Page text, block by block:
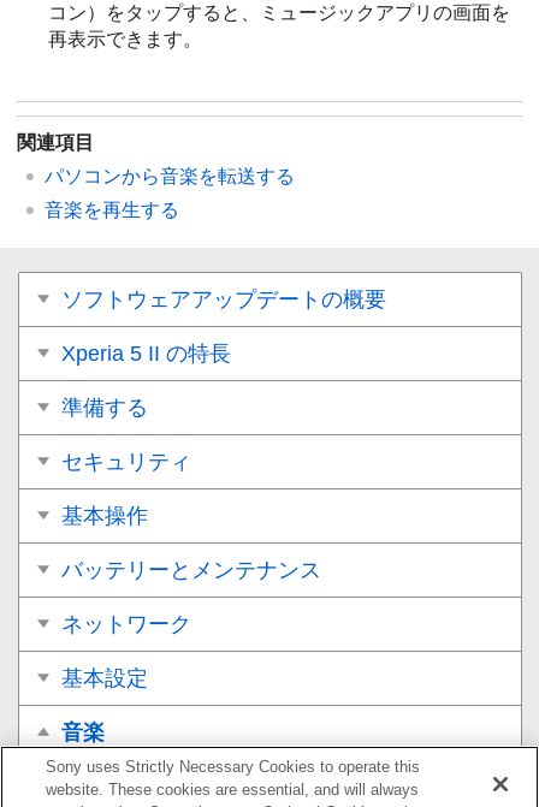
コン）
をタップすると、ミュージックアプリの画面を
再表示できます。
関連項目
パソコンから音楽を転送する
音楽を再生する
ソフトウェアアップデートの概要
Xperia 5 II の特長
準備する
セキュリティ
基本操作
バッテリーとメンテナンス
ネットワーク
基本設定
音楽
パソコンから音楽を転送する
Sony uses Strictly Necessary Cookies to operate this
website. These cookies are essential, and will always